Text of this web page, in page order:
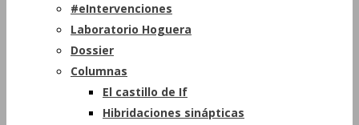
#eIntervenciones
Laboratorio Hoguera
Dossier
Columnas
El castillo de If
Hibridaciones sinápticas